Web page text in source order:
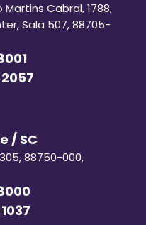
Cabral, 1788,
Sala 507, 88705-
/ SC
88750-000,